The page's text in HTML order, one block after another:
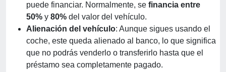
puede financiar. Normalmente, se financia entre
50% y 80% del valor del vehículo.
Alienación del vehículo: Aunque sigues usando el
coche, este queda alienado al banco, lo que significa
que no podrás venderlo o transferirlo hasta que el
préstamo sea completamente pagado.